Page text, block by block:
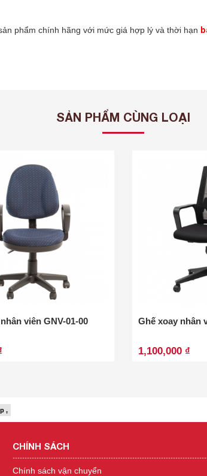
phẩm chính hãng với mức giá hợp lý và thời hạn
SẢN PHẨM CÙNG LOẠI
viên GNV-01-00 Ghế xoay nhân
1,100,000 ₫
,
CHÍNH SÁCH
Chính sách vận chuyển